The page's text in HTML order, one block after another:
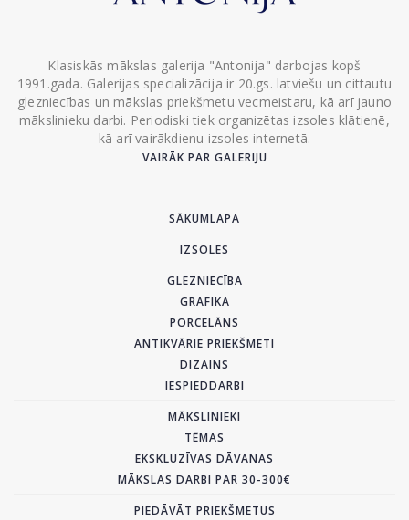
Klasiskās mākslas galerija "Antonija" darbojas kopš
1991.gada. Galerijas specializācija ir 20.gs. latviešu un cittautu
glezniecības un mākslas priekšmetu vecmeistaru, kā arī jauno
mākslinieku darbi. Periodiski tiek organizētas izsoles klātienē,
kā arī vairākdienu izsoles internetā.
VAIRĀK PAR GALERIJU
SĀKUMLAPA
IZSOLES
GLEZNIECĪBA
GRAFIKA
PORCELĀNS
ANTIKVĀRIE PRIEKŠMETI
DIZAINS
IESPIEDDARBI
MĀKSLINIEKI
TĒMAS
EKSKLUZĪVAS DĀVANAS
MĀKSLAS DARBI PAR 30-300€
PIEDĀVĀT PRIEKŠMETUS